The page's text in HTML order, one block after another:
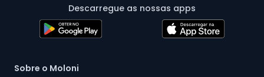
Descarregue as nossas apps
Sobre o Moloni